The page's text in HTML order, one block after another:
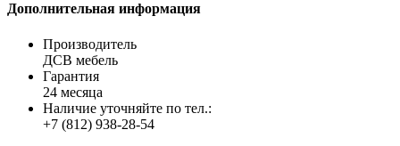
Дополнительная информация
Производитель
ДСВ мебель
Гарантия
24 месяца
Наличие уточняйте по тел.:
+7 (812) 938-28-54